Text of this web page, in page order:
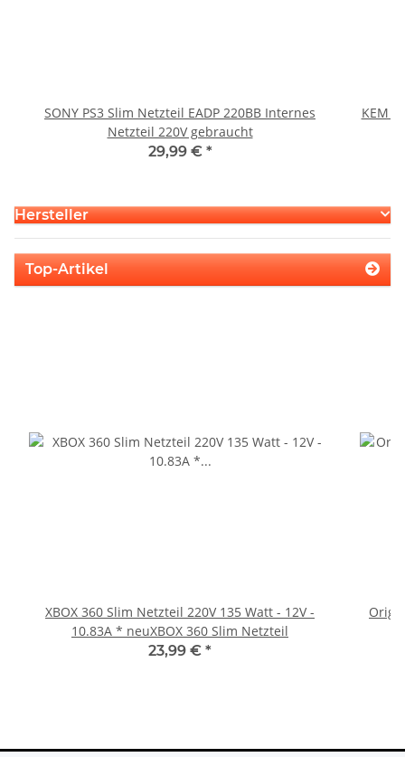
SONY PS3 Slim Netzteil EADP 220BB Internes
Netzteil 220V gebraucht
29,99 € *
KEM
Hersteller
Top-Artikel
XBOX 360 Slim Netzteil 220V 135 Watt - 12V -
10.83A * neuXBOX 360 Slim Netzteil
23,99 € *